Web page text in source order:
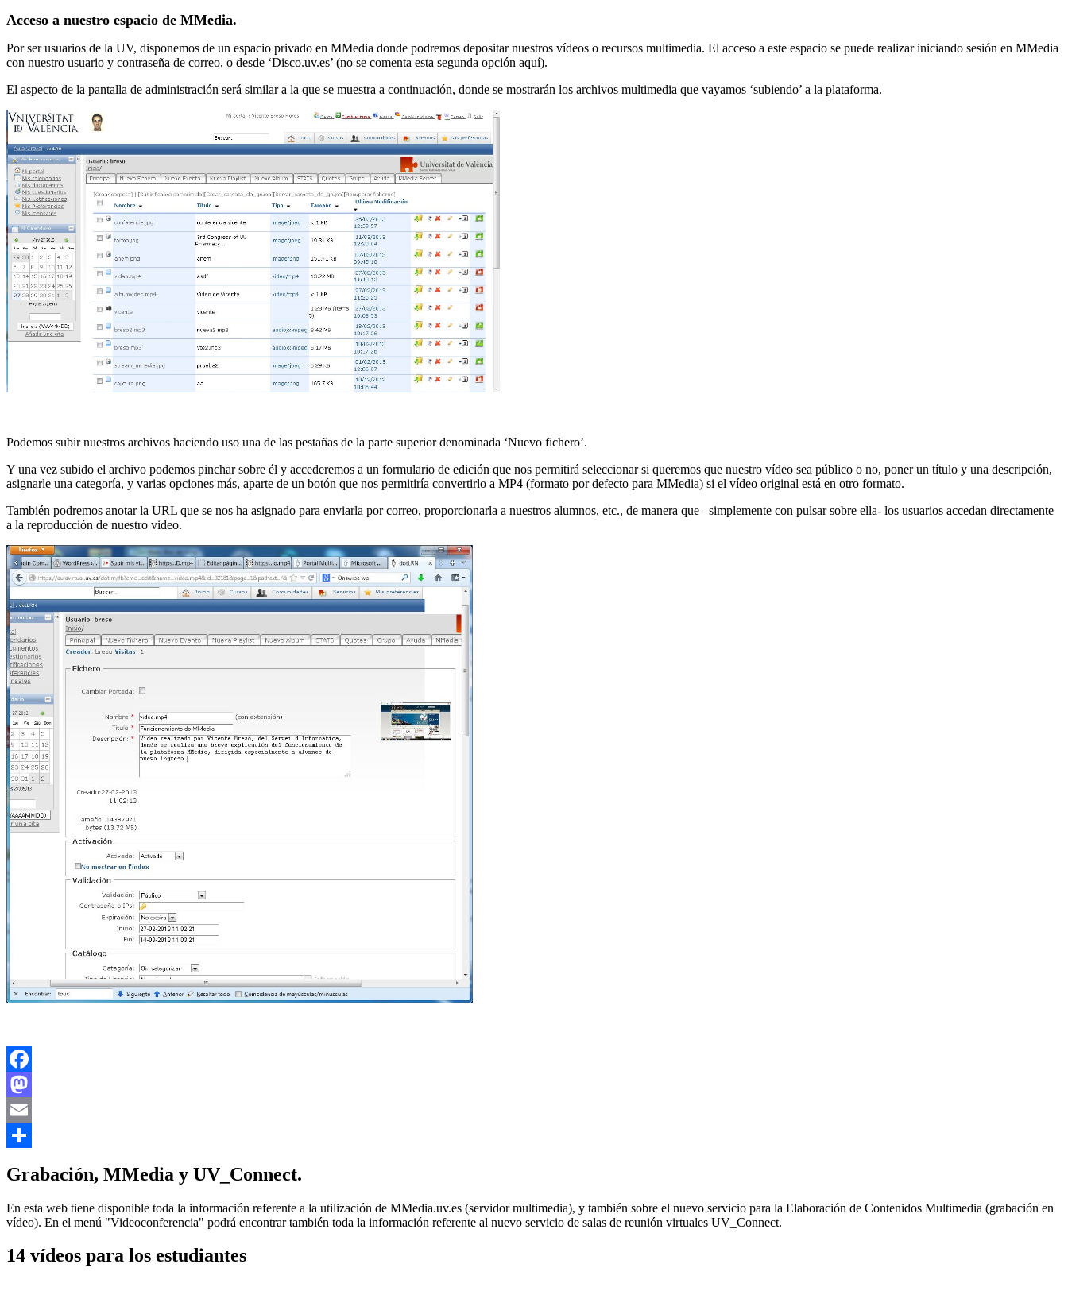
Acceso a nuestro espacio de MMedia.
Por ser usuarios de la UV, disponemos de un espacio privado en MMedia donde podremos depositar nuestros vídeos o recursos multimedia. El acceso a este espacio se puede realizar iniciando sesión en MMedia
con nuestro usuario y contraseña de correo, o desde ‘Disco.uv.es’ (no se comenta esta segunda opción aquí).
El aspecto de la pantalla de administración será similar a la que se muestra a continuación, donde se mostrarán los archivos multimedia que vayamos ‘subiendo’ a la plataforma.
Podemos subir nuestros archivos haciendo uso una de las pestañas de la parte superior denominada ‘Nuevo fichero’.
Y una vez subido el archivo podemos pinchar sobre él y accederemos a un formulario de edición que nos permitirá seleccionar si queremos que nuestro vídeo sea público o no, poner un título y una descripción,
asignarle una categoría, y varias opciones más, aparte de un botón que nos permitiría convertirlo a MP4 (formato por defecto para MMedia) si el vídeo original está en otro formato.
También podremos anotar la URL que se nos ha asignado para enviarla por correo, proporcionarla a nuestros alumnos, etc., de manera que –simplemente con pulsar sobre ella- los usuarios accedan directamente
a la reproducción de nuestro video.
Facebook
Mastodon
Email
Grabación, MMedia y UV_Connect.
En esta web tiene disponible toda la información referente a la utilización de MMedia.uv.es (servidor multimedia), y también sobre el nuevo servicio para la Elaboración de Contenidos Multimedia (grabación en
vídeo). En el menú "Videoconferencia" podrá encontrar también toda la información referente al nuevo servicio de salas de reunión virtuales UV_Connect.
14 vídeos para los estudiantes